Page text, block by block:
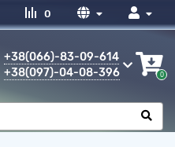
0
+38(066)-83-09-614
+38(097)-04-08-396
0